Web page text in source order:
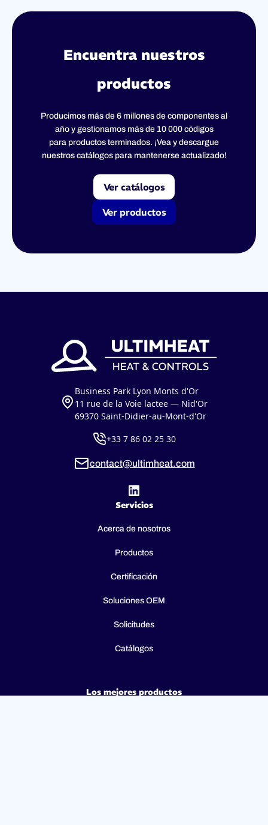
Encuentra nuestros
productos
Producimos más de 6 millones de componentes al
año y gestionamos más de 10 000 códigos
para productos terminados. ¡Vea y descargue
nuestros catálogos para mantenerse actualizado!
Ver catálogos
Ver productos
Business Park Lyon Monts d'Or
11 rue de la Voie lactee — Nid'Or
69370 Saint-Didier-au-Mont-d'Or
+33 7 86 02 25 30
contact@ultimheat.com
Servicios
Acerca de nosotros
Productos
Certificación
Soluciones OEM
Solicitudes
Catálogos
Los mejores productos